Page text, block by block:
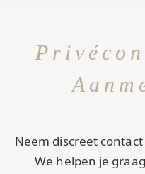
Neem discreet
We helpen je